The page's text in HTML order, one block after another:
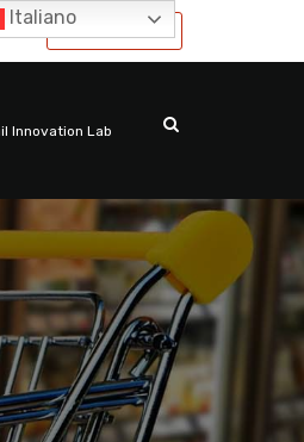
International
Innovation Lab
Italiano